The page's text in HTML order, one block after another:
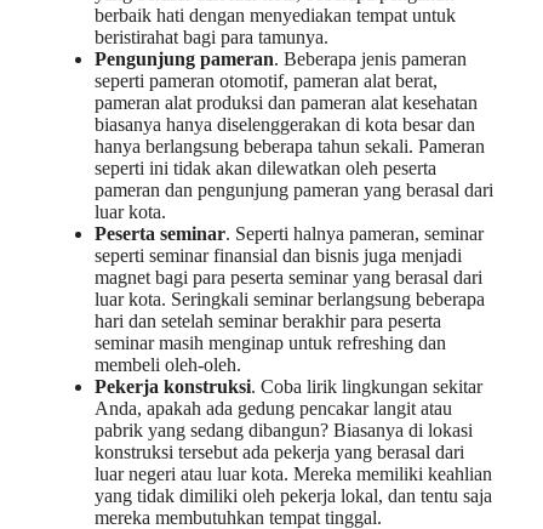
berbaik hati dengan menyediakan tempat untuk
beristirahat bagi para tamunya.
Pengunjung pameran. Beberapa jenis pameran
seperti pameran otomotif, pameran alat berat,
pameran alat produksi dan pameran alat kesehatan
biasanya hanya diselenggerakan di kota besar dan
hanya berlangsung beberapa tahun sekali. Pameran
seperti ini tidak akan dilewatkan oleh peserta
pameran dan pengunjung pameran yang berasal dari
luar kota.
Peserta seminar. Seperti halnya pameran, seminar
seperti seminar finansial dan bisnis juga menjadi
magnet bagi para peserta seminar yang berasal dari
luar kota. Seringkali seminar berlangsung beberapa
hari dan setelah seminar berakhir para peserta
seminar masih menginap untuk refreshing dan
membeli oleh-oleh.
Pekerja konstruksi. Coba lirik lingkungan sekitar
Anda, apakah ada gedung pencakar langit atau
pabrik yang sedang dibangun? Biasanya di lokasi
konstruksi tersebut ada pekerja yang berasal dari
luar negeri atau luar kota. Mereka memiliki keahlian
yang tidak dimiliki oleh pekerja lokal, dan tentu saja
mereka membutuhkan tempat tinggal.